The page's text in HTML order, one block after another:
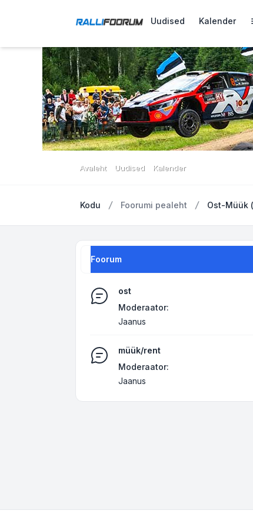
Uudised Kalender
Avaleht Uudised Kalender
Kodu Foorumi pealeht Ost-Müük
Foorum
ost
Moderaator:
Jaanus
müük/rent
Moderaator:
Jaanus